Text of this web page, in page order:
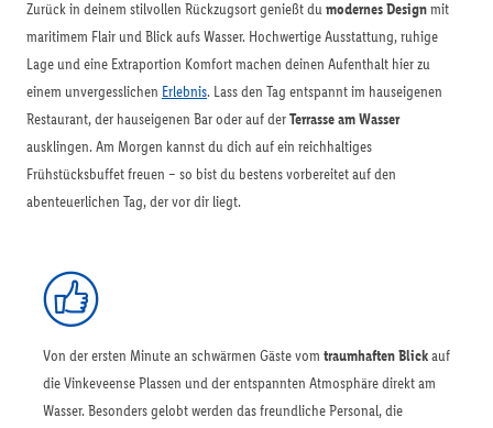
Zurück in deinem stilvollen Rückzugsort genießt dumodernes Designmit
maritimem Flair und Blick aufs Wasser. Hochwertige Ausstattung, ruhige
Lage und eine Extraportion Komfort machen deinen Aufenthalt hier zu
einem unvergesslichen Erlebnis. Lass den Tag entspannt im hauseigenen
Restaurant, der hauseigenen Bar oder auf derTerrasse am Wasser
ausklingen. Am Morgen kannst du dich auf ein reichhaltiges
Frühstücksbuffet freuen – so bist du bestens vorbereitet auf den
abenteuerlichen Tag, der vor dir liegt.
Von der ersten Minute an schwärmen Gäste vom traumhaften Blickauf
die Vinkeveense Plassen und der entspannten Atmosphäre direkt am
Wasser. Besonders gelobt werden das freundliche Personal, die